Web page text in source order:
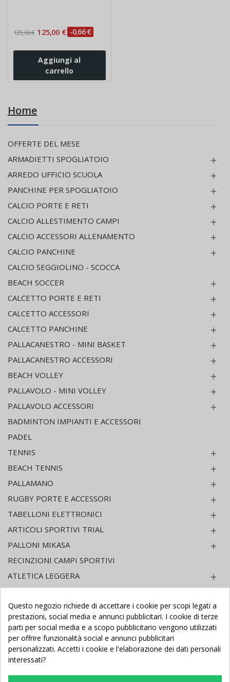
Home
OFFERTE DEL MESE
ARMADIETTI SPOGLIATOIO

ARREDO UFFICIO SCUOLA 
PANCHINE PER SPOGLIATOIO 
CALCIO PORTE E RETI 
CALCIO ALLESTIMENTO CAMPI 
CALCIO ACCESSORI ALLENAMENTO 
CALCIO PANCHINE 
CALCIO SEGGIOLINO - SCOCCA
BEACH SOCCER

CALCETTO PORTE E RETI 
CALCETTO ACCESSORI 
CALCETTO PANCHINE 
PALLACANESTRO - MINI BASKET 
PALLACANESTRO ACCESSORI 
BEACH VOLLEY 
PALLAVOLO - MINI VOLLEY 
PALLAVOLO ACCESSORI 
BADMINTON IMPIANTI E ACCESSORI
PADEL
TENNIS

BEACH TENNIS 
PALLAMANO 
RUGBY PORTE E ACCESSORI 
TABELLONI ELETTRONICI 
ARTICOLI SPORTIVI TRIAL 
PALLONI MIKASA 
RECINZIONI CAMPI SPORTIVI
ATLETICA LEGGERA

ARTI MARZIALI
GINNASTICA ARTISTICA 
GYMNOVA ATTREZZATURE 
GINNASTICA RITMICA
DANZA 
125,66 € 125,00 € -0,66 €
Aggiungi al
carrello
Questo negozio richiede di accettare i cookie per scopi legati a
prestazioni, social media e annunci pubblicitari. I cookie di terze
parti per social media e a scopo pubblicitario vengono utilizzati
per offrire funzionalità social e annunci pubblicitari
personalizzati. Accetti i cookie e l'elaborazione dei dati personali
interessati?